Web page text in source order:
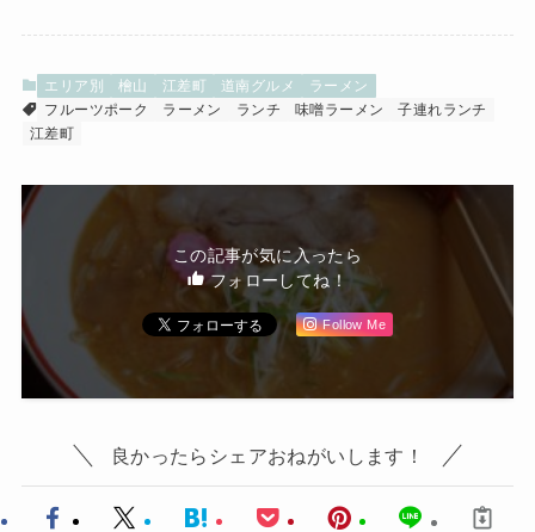
エリア別 檜山 江差町 道南グルメ
ラーメン
フルーツポーク
ラーメン ランチ 味噌ラーメン
子連れランチ
江差町
この記事が気に入ったら
フォローしてね！
Follow Me
良かったらシェアおねがいします！